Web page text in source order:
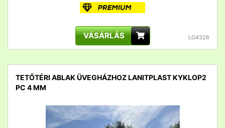
VÁSÁRLÁS LG4326
TETŐTÉRI ABLAK ÜVEGHÁZHOZ LANITPLAST KYKLOP2
PC 4 MM